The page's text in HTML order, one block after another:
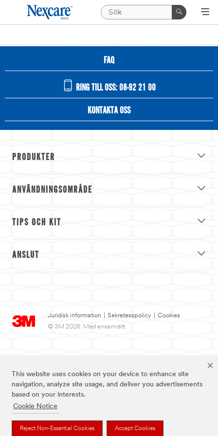
This website uses cookies on your device to enhance site
navigation, analyze site usage, and deliver you advertisements
based on your interests.
Cookie Notice
Reject Non-Essential Cookies Accept Cookies
FAQ
RING TILL OSS: 08-92 21 00
KONTAKTA OSS
PRODUKTER
ANVÄNDNINGSOMRÅDE
TIPS OCH KIT
ANSLUT
Juridisk information Sekretesspolicy
Cookies
© 3M 2026. Med ensamrätt.
3M och Nexcare™ är varumärken som tillhör 3M.